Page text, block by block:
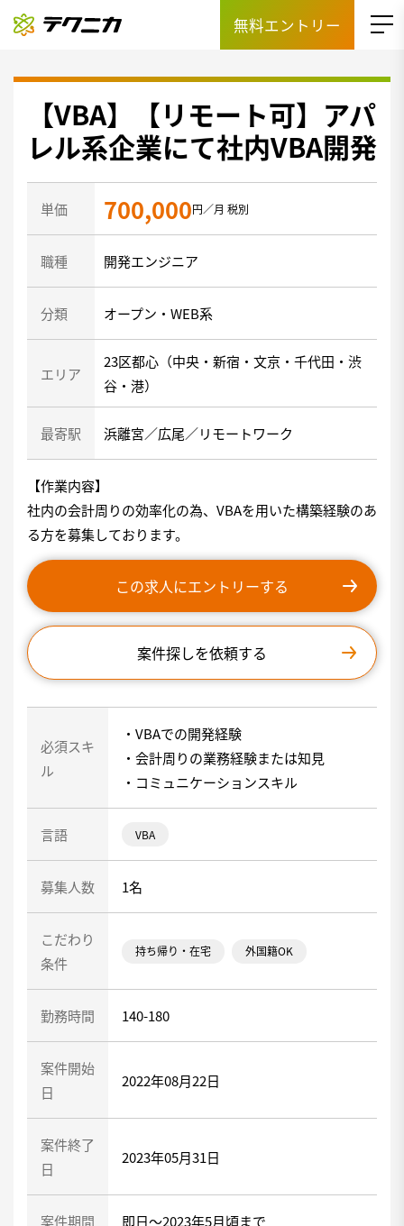
無料エントリー
【VBA】【リモート可】アパ
レル系企業にて社内VBA開発
単価 700,000円／月 税別
職種 開発エンジニア
分類 オープン・WEB系
エリア
23区都心（中央・新宿・文京・千代田・渋
谷・港）
最寄駅 浜離宮／広尾／リモートワーク
【作業内容】
社内の会計周りの効率化の為、VBAを用いた構築経験のあ
る方を募集しております。
この求人にエントリーする
案件探しを依頼する
必須スキ
ル
・VBAでの開発経験
・会計周りの業務経験または知見
・コミュニケーションスキル
言語 VBA
募集人数 1名
こだわり
条件
持ち帰り・在宅 外国籍OK
勤務時間 140-180
案件開始
日
2022年08月22日
案件終了
日
2023年05月31日
案件期間 即日～2023年5月頃まで